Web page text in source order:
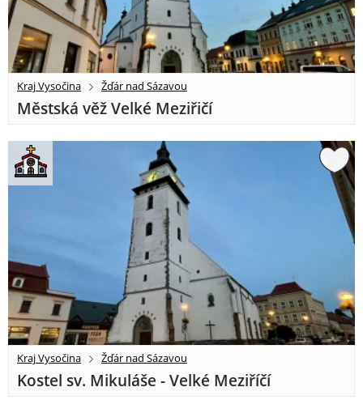
Kraj Vysočina Žďár nad Sázavou
Městská věž Velké Meziřičí
Kraj Vysočina Žďár nad Sázavou
Kostel sv. Mikuláše - Velké Meziříčí